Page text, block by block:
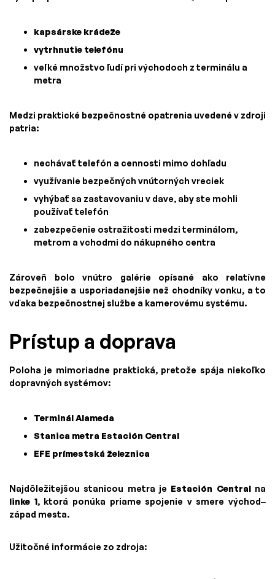
kapsárske krádeže
vytrhnutie telefónu
veľké množstvo ľudí pri východoch z terminálu a
metra
Medzi praktické bezpečnostné opatrenia uvedené v zdroji
patria:
nechávať telefón a cennosti mimo dohľadu
využívanie bezpečných vnútorných vreciek
vyhýbať sa zastavovaniu v dave, aby ste mohli
používať telefón
zabezpečenie ostražitosti medzi terminálom,
metrom a vchodmi do nákupného centra
Zároveň bolo vnútro galérie opísané ako relatívne
bezpečnejšie a usporiadanejšie než chodníky vonku, a to
vďaka bezpečnostnej službe a kamerovému systému.
Prístup a doprava
Poloha je mimoriadne praktická, pretože spája niekoľko
dopravných systémov:
Terminál Alameda
Stanica metra Estación Central
EFE prímestská železnica
Najdôležitejšou stanicou metra je Estación Centralna
linke 1, ktorá ponúka priame spojenie v smere východ–
západ mesta.
Užitočné informácie zo zdroja: